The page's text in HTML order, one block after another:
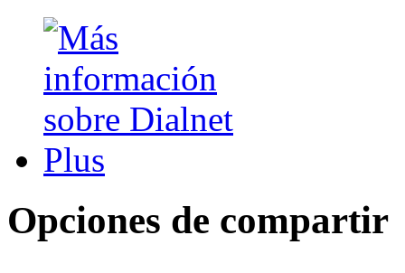
Opciones de compartir